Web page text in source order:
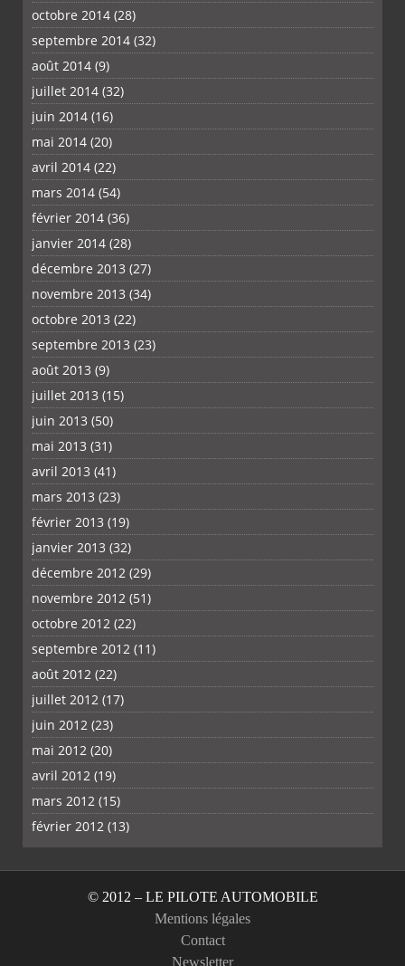
octobre 2014 (28)
septembre 2014 (32)
août 2014 (9)
juillet 2014 (32)
juin 2014 (16)
mai 2014 (20)
avril 2014 (22)
mars 2014 (54)
février 2014 (36)
janvier 2014 (28)
décembre 2013 (27)
novembre 2013 (34)
octobre 2013 (22)
septembre 2013 (23)
août 2013 (9)
juillet 2013 (15)
juin 2013 (50)
mai 2013 (31)
avril 2013 (41)
mars 2013 (23)
février 2013 (19)
janvier 2013 (32)
décembre 2012 (29)
novembre 2012 (51)
octobre 2012 (22)
septembre 2012 (11)
août 2012 (22)
juillet 2012 (17)
juin 2012 (23)
mai 2012 (20)
avril 2012 (19)
mars 2012 (15)
février 2012 (13)
© 2012 – LE PILOTE AUTOMOBILE
Mentions légales
Contact
Newsletter